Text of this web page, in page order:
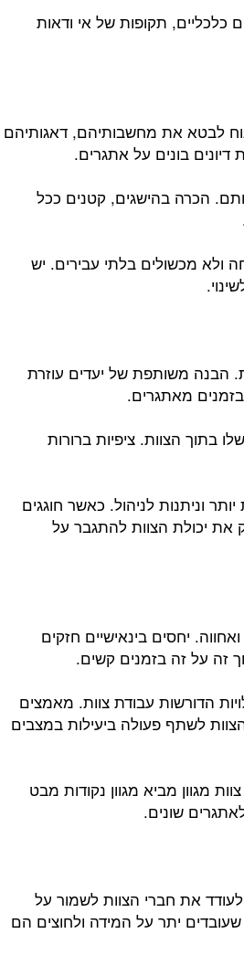
כלכליים, תקופות של אי ודאות
לבטא את מחשבותיהם, דאגותיהם
בונים על אתגרים.
הכרה בהישגים, קטנים ככל
ולא מכשולים בלתי עבירים. יש
הבנה משותפת של יעדים עוזרת
מאתגרים.
בתוך הצוות. ציפיות ברורות
וניתנות לניהול. כאשר חוגגים
יכולת הצוות להתגבר על
יחסים בינאישיים חזקים
זה על זה בזמנים קשים.
הדורשות עבודת צוות. מאמצים
לשתף פעולה ביעילות במצבים
מגוון מביא מגוון נקודות מבט
שונים.
את חברי הצוות לשמור על
שעובדים יתר על המידה ולחוצים הם